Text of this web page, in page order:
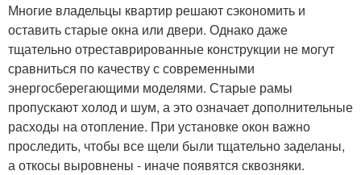
Многие владельцы квартир решают сэкономить и
оставить старые окна или двери. Однако даже
тщательно отреставрированные конструкции не могут
сравниться по качеству с современными
энергосберегающими моделями. Старые рамы
пропускают холод и шум, а это означает дополнительные
расходы на отопление. При установке окон важно
проследить, чтобы все щели были тщательно заделаны,
а откосы выровнены - иначе появятся сквозняки.